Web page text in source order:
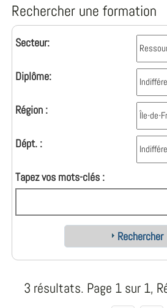
Rechercher une formation
Secteur:
Diplôme:
Région :
Dépt. :
Tapez vos mots-clés :
Rechercher
3 résultats. Page 1 sur 1,